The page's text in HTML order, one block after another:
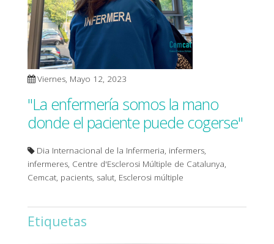
Viernes, Mayo 12, 2023
"La enfermería somos la mano
donde el paciente puede cogerse"
Dia Internacional de la Infermeria, infermers,
infermeres, Centre d'Esclerosi Múltiple de Catalunya,
Cemcat, pacients, salut, Esclerosi múltiple
Etiquetas